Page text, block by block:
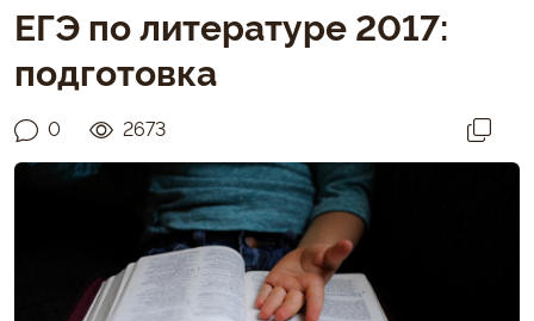
ЕГЭ по литературе 2017:
подготовка
0 2673